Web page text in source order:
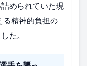
められていた現
る精神的負担の
た。